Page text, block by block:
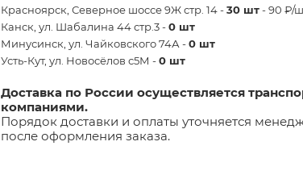
Красноярск, Северное шоссе 9Ж стр. 14 -30 шт- 90 ₽/
Канск, ул. Шабалина 44 стр.3 -0 шт
Минусинск, ул. Чайковского 74А -0 шт
Усть-Кут, ул. Новосёлов с5М -0 шт
Доставка по России осуществляется
компаниями.
Порядок доставки и оплаты уточняется
после оформления заказа.